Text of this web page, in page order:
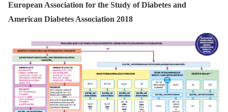
European Association for the Study of Diabetes and
American Diabetes Association 2018